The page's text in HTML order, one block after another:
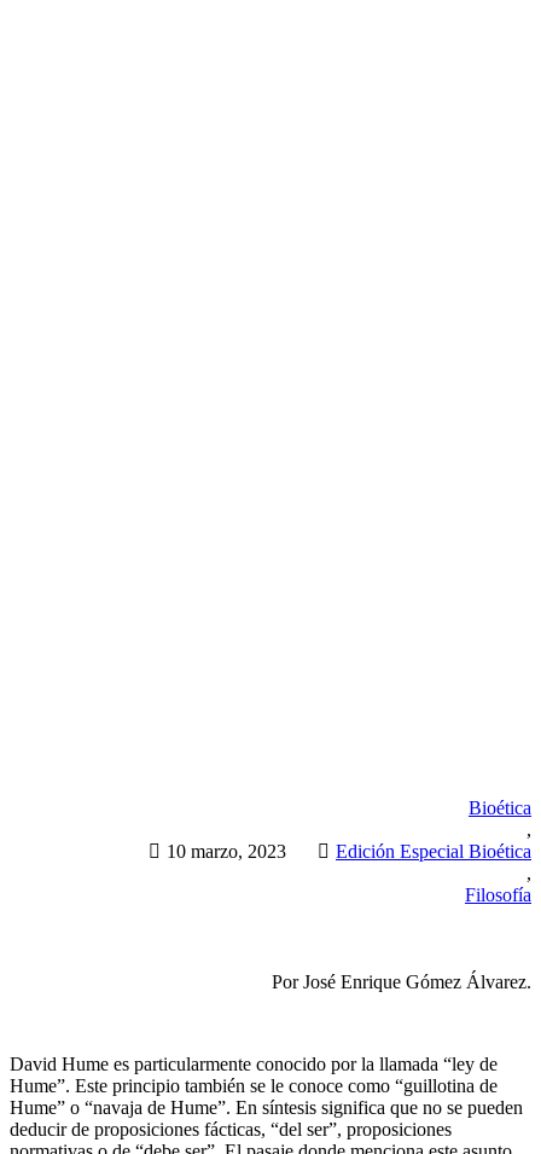
10 marzo, 2023
Bioética
,
Edición Especial Bioética
,
Filosofía
PorJosé Enrique Gómez Álvarez.
David Hume es particularmente conocido por la llamada “ley de
Hume”. Este principio también se le conoce como “guillotina de
Hume” o “navaja de Hume”. En síntesis significa que no se pueden
deducir de proposiciones fácticas, “del ser”, proposiciones